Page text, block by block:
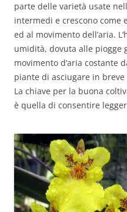
parte delle varietà usate
intermedi e crescono come
ed al movimento dell’aria.
umidità, dovuta alle piogge
movimento d’aria costante
piante di asciugare in breve
La chiave per la buona
è quella di consentire